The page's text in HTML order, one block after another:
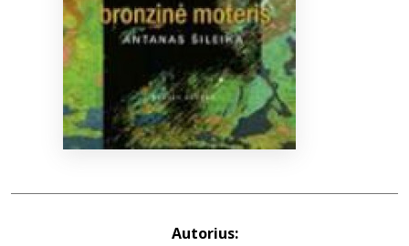
info@elvislab.lt
Autorius: